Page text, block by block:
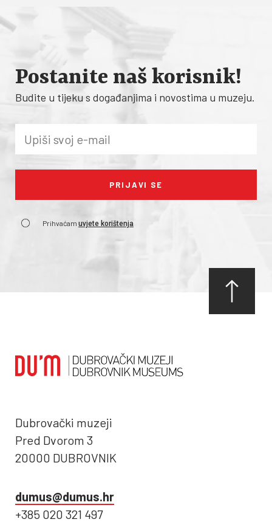
Postanite naš korisnik!
Budite u tijeku s događanjima i novostima u muzeju.
Prihvaćam uvjete korištenja
Dubrovački muzeji
Pred Dvorom 3
20000 DUBROVNIK
dumus@dumus.hr
+385 020 321 497